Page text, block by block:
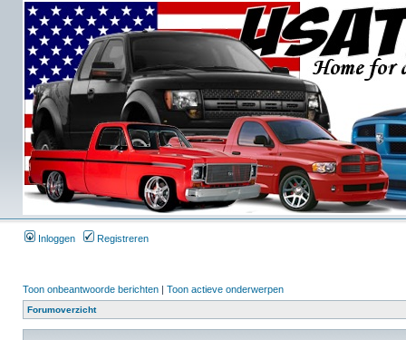
Inloggen Registreren
Toon onbeantwoorde berichten | Toon actieve onderwerpen
Forumoverzicht